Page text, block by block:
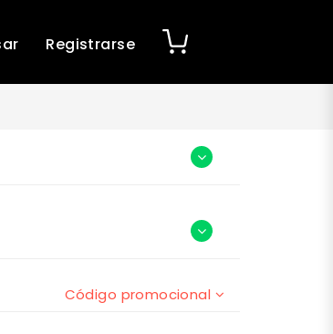
Registrarse
Código promocional